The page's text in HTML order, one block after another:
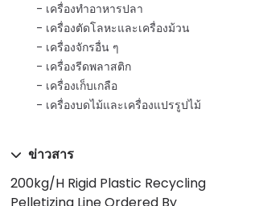
เครื่องทำอาหารปลา
เครื่องตัดโลหะและเครื่องม้วน
เครื่องจักรอื่น ๆ
เครื่องรีดพลาสติก
เครื่องเก็บเกลือ
เครื่องบดไม้และเครื่องแปรรูปไม้
ข่าวสาร
200kg/h Rigid Plastic Recycling